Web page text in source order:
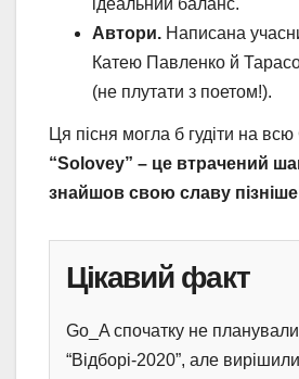
Автори. Написана
Катею Павленко й
(не плутати з поетом!).
Ця пісня могла б гудіти на
“Solovey” – це втрачений
знайшов свою славу
Цікавий факт
Go_A спочатку не
“Відборі-2020”, але